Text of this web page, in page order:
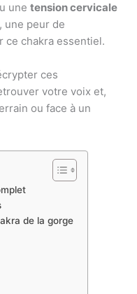
une tension cervicale
une peur de
ce chakra essentiel.
ces
votre voix et,
ou face à un
de la gorge